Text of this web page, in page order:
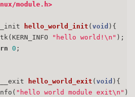
module.h>
hello_world_init ( void ) {
"hello world!\n" );
0 ;
__exit hello_world_exit ( void ) {
"hello world module exit\n" );